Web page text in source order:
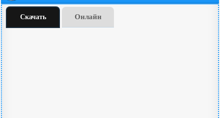
Скачать Онлайн